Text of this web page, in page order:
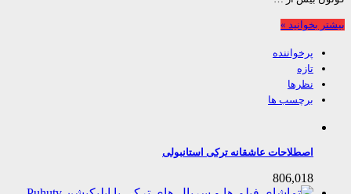
بخوانید »
پرخواننده
تازه
نظرها
برچسب ها
اصطلاحات عاشقانه ترکی استانبولی
806,018